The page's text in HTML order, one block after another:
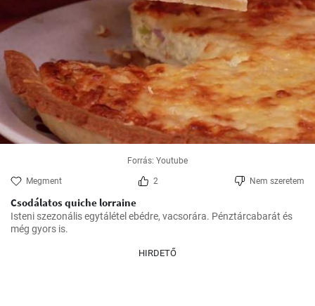
Forrás: Youtube
Megment 2 Nem szeretem
Csodálatos quiche lorraine
Isteni szezonális egytálétel ebédre, vacsorára. Pénztárcabarát és
még gyors is.
HIRDETŐ